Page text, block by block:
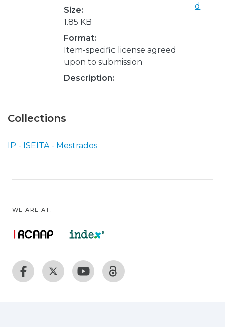
Size:
1.85 KB
Format:
Item-specific license agreed
upon to submission
Description:
d
Collections
IP - ISEITA - Mestrados
WE ARE AT: